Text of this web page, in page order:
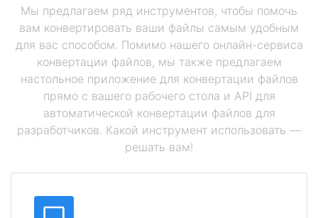
Мы предлагаем ряд инструментов, чтобы помочь
вам конвертировать ваши файлы самым удобным
для вас способом. Помимо нашего онлайн-сервиса
конвертации файлов, мы также предлагаем
настольное приложение для конвертации файлов
прямо с вашего рабочего стола и API для
автоматической конвертации файлов для
разработчиков. Какой инструмент использовать —
решать вам!